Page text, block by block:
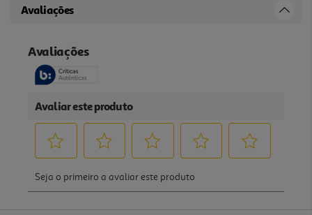
Avaliações